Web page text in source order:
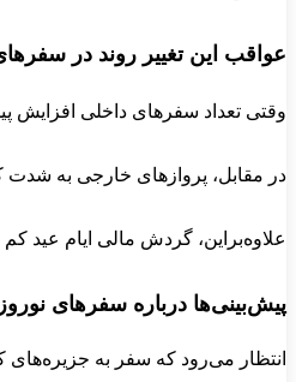
عواقب این تغییر روند در
وقتی تعداد سفرهای داخلی افزایش
در مقابل، پروازهای خارجی به شدت
علاوه‌براین، گردش مالی ایام عید
پیش‌بینی‌ها درباره سفرهای نوروز ۱۴۰۲
انتظار می‌رود که سفر به